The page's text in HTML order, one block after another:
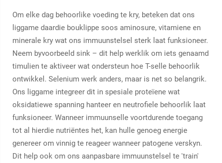
Om elke dag behoorlike voeding te kry, beteken dat ons
liggame daardie bouklippe soos aminosure, vitamiene en
minerale kry wat ons immuunstelsel sterk laat funksioneer.
Neem byvoorbeeld sink – dit help werklik om iets genaamd
timulien te aktiveer wat ondersteun hoe T-selle behoorlik
ontwikkel. Selenium werk anders, maar is net so belangrik.
Ons liggame integreer dit in spesiale proteïene wat
oksidatiewe spanning hanteer en neutrofiele behoorlik laat
funksioneer. Wanneer immuunselle voortdurende toegang
tot al hierdie nutriëntes het, kan hulle genoeg energie
genereer om vinnig te reageer wanneer patogene verskyn.
Dit help ook om ons aanpasbare immuunstelsel te 'train'